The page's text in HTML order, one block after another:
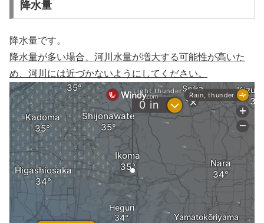
降水量
降水量です。
降水量が多い場合、河川水量が増大する可能性が高いた
め、河川には近づかないようにしてください。